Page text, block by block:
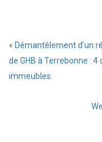
« Démantèlement d’un
de GHB à Terrebonne :
immeubles.